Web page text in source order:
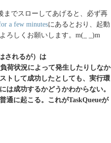
でスローしてあげると、必ず再
a few minutesにあるとおり、起動
ろしくお願いします。m(_ _)m
されるが）は
荷状況によって発生したりしなか
トして成功したとしても、実行環
は成功するかどうかわからない。
通に起こる。これがTaskQueueが